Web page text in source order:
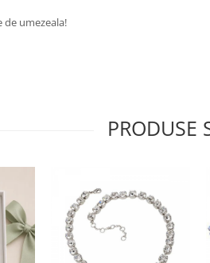
de umezeala!
PRODUSE